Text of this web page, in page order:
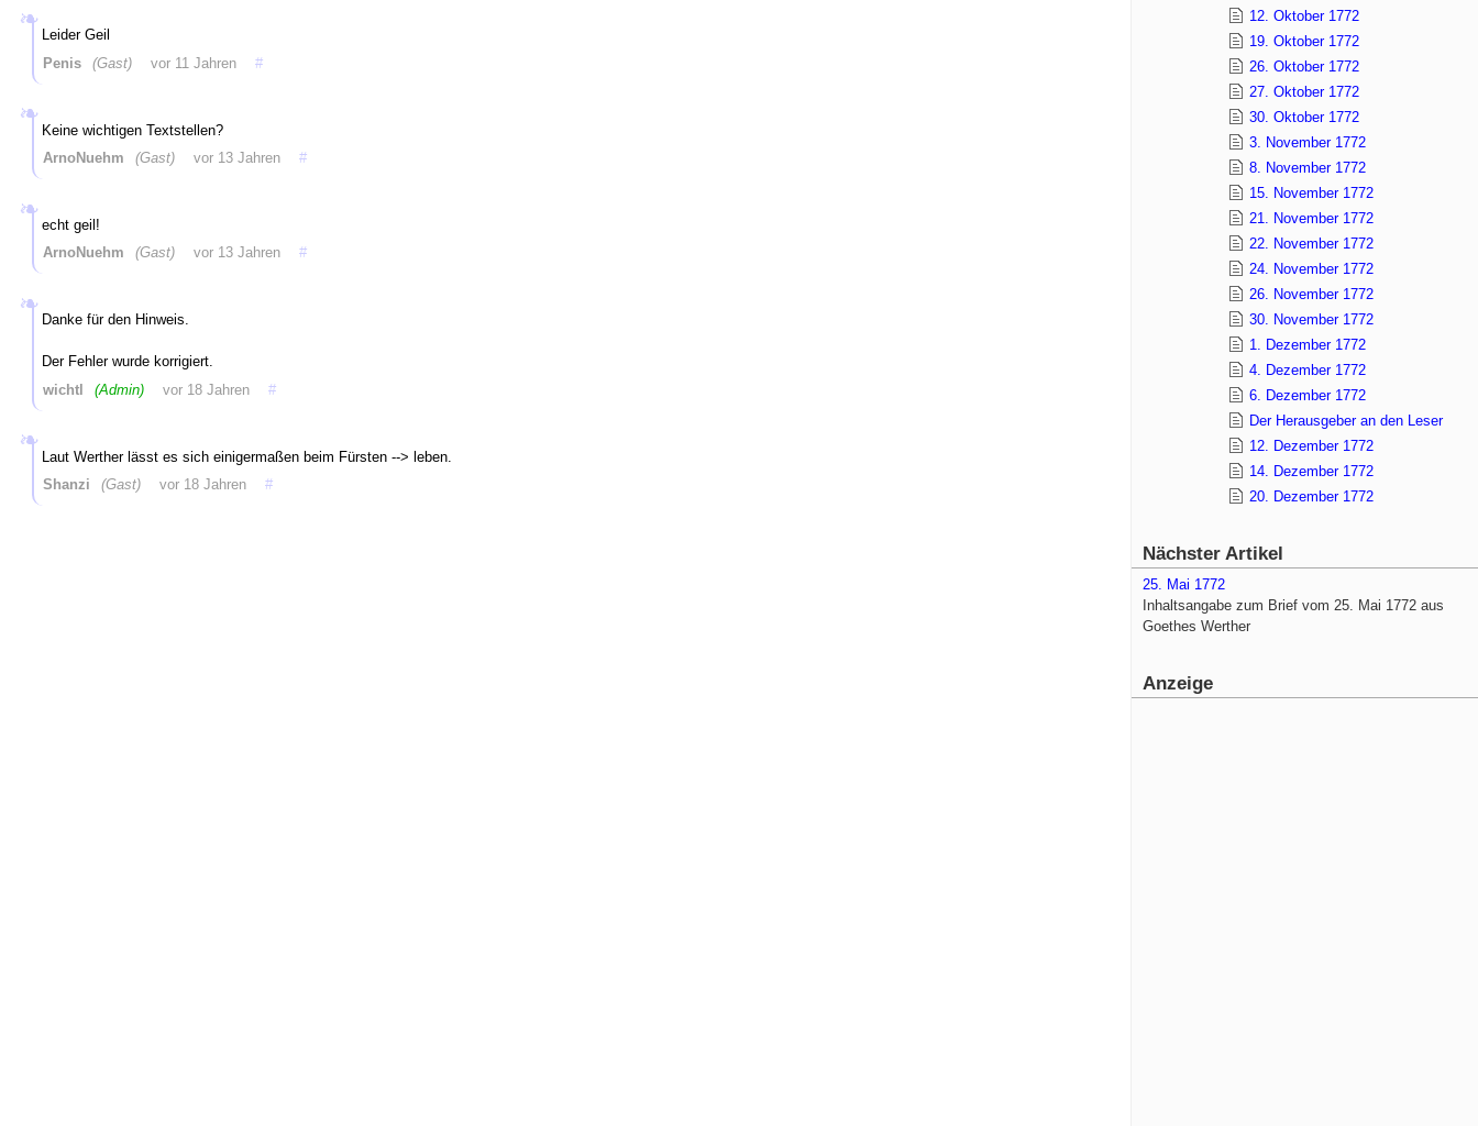
Leider Geil
Penis
(Gast) vor 11 Jahren #
Keine wichtigen Textstellen?
ArnoNuehm
(Gast) vor 13 Jahren #
echt geil!
ArnoNuehm
(Gast) vor 13 Jahren #
Danke für den Hinweis.
Der Fehler wurde korrigiert.
wichtl
(Admin) vor 18 Jahren #
Laut Werther lässt es sich einigermaßen beim Fürsten --> leben.
Shanzi
(Gast) vor 18 Jahren #
12. Oktober 1772
19. Oktober 1772
26. Oktober 1772
27. Oktober 1772
30. Oktober 1772
3. November 1772
8. November 1772
15. November 1772
21. November 1772
22. November 1772
24. November 1772
26. November 1772
30. November 1772
1. Dezember 1772
4. Dezember 1772
6. Dezember 1772
Der Herausgeber an den Leser
12. Dezember 1772
14. Dezember 1772
20. Dezember 1772
Nächster Artikel
25. Mai 1772
Inhaltsangabe zum Brief vom 25. Mai 1772 aus
Goethes Werther
Anzeige